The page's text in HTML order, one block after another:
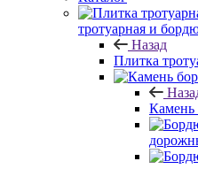
тротуарная и
Назад
Плитка
Камень